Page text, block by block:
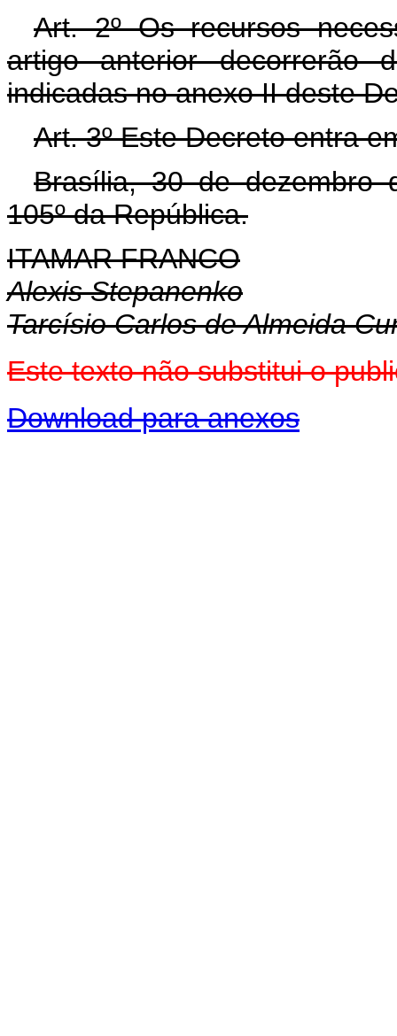
Art. 2º Os recursos
artigo anterior decorrerão
indicadas no anexo II deste
Art. 3º Este Decreto entra
Brasília, 30 de dezembro
105º da República.
ITAMAR FRANCO
Alexis Stepanenko
Tarcísio Carlos de Almeida
Este texto não substitui o
Download para anexos